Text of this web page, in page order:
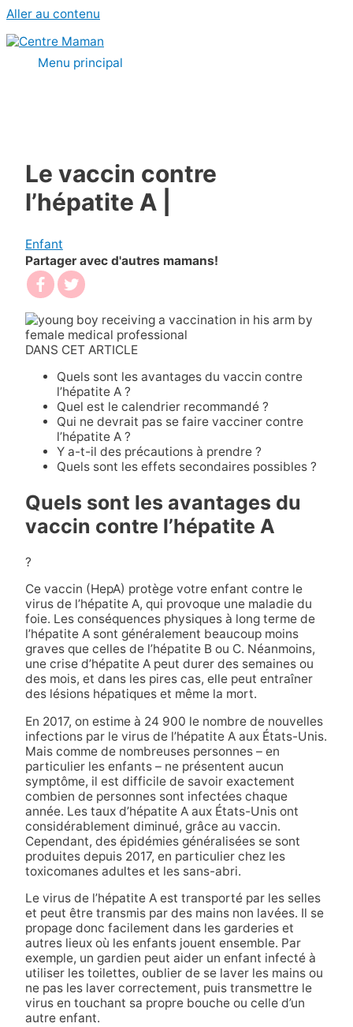
Aller au contenu
Menu principal
Le vaccin contre
l’hépatite A |
Enfant
Partager avec d'autres mamans!
DANS CET ARTICLE
Quels sont les avantages du vaccin contre
l’hépatite A ?
Quel est le calendrier recommandé ?
Qui ne devrait pas se faire vacciner contre
l’hépatite A ?
Y a-t-il des précautions à prendre ?
Quels sont les effets secondaires possibles ?
Quels sont les avantages du
vaccin contre l’hépatite A
?
Ce vaccin (HepA) protège votre enfant contre le
virus de l’hépatite A, qui provoque une maladie du
foie. Les conséquences physiques à long terme de
l’hépatite A sont généralement beaucoup moins
graves que celles de l’hépatite B ou C. Néanmoins,
une crise d’hépatite A peut durer des semaines ou
des mois, et dans les pires cas, elle peut entraîner
des lésions hépatiques et même la mort.
En 2017, on estime à 24 900 le nombre de nouvelles
infections par le virus de l’hépatite A aux États-Unis.
Mais comme de nombreuses personnes – en
particulier les enfants – ne présentent aucun
symptôme, il est difficile de savoir exactement
combien de personnes sont infectées chaque
année. Les taux d’hépatite A aux États-Unis ont
considérablement diminué, grâce au vaccin.
Cependant, des épidémies généralisées se sont
produites depuis 2017, en particulier chez les
toxicomanes adultes et les sans-abri.
Le virus de l’hépatite A est transporté par les selles
et peut être transmis par des mains non lavées. Il se
propage donc facilement dans les garderies et
autres lieux où les enfants jouent ensemble. Par
exemple, un gardien peut aider un enfant infecté à
utiliser les toilettes, oublier de se laver les mains ou
ne pas les laver correctement, puis transmettre le
virus en touchant sa propre bouche ou celle d’un
autre enfant.